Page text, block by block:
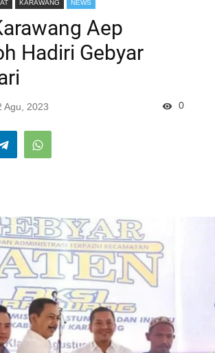
KARAWANG NEWS
Aep
Hadiri Gebyar
Agu, 2023 0